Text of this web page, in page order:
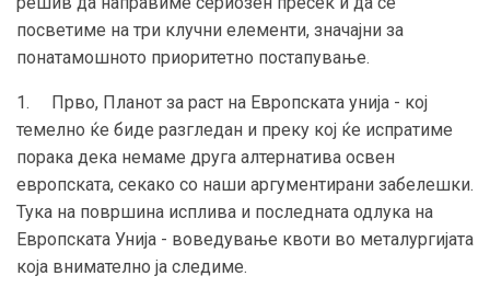
посветиме на три клучни елементи, значајни за
понатамошното приоритетно постапување.
1. Прво, Планот за раст на Европската унија - кој
темелно ќе биде разгледан и преку кој ќе испратиме
порака дека немаме друга алтернатива освен
европската, секако со наши аргументирани забелешки.
Тука на површина исплива и последната одлука на
Европската Унија - воведување квоти во металургијата
која внимателно ја следиме.